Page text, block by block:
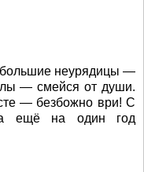
неурядицы —
— смейся от души.
— безбожно ври! С
ещё на один год